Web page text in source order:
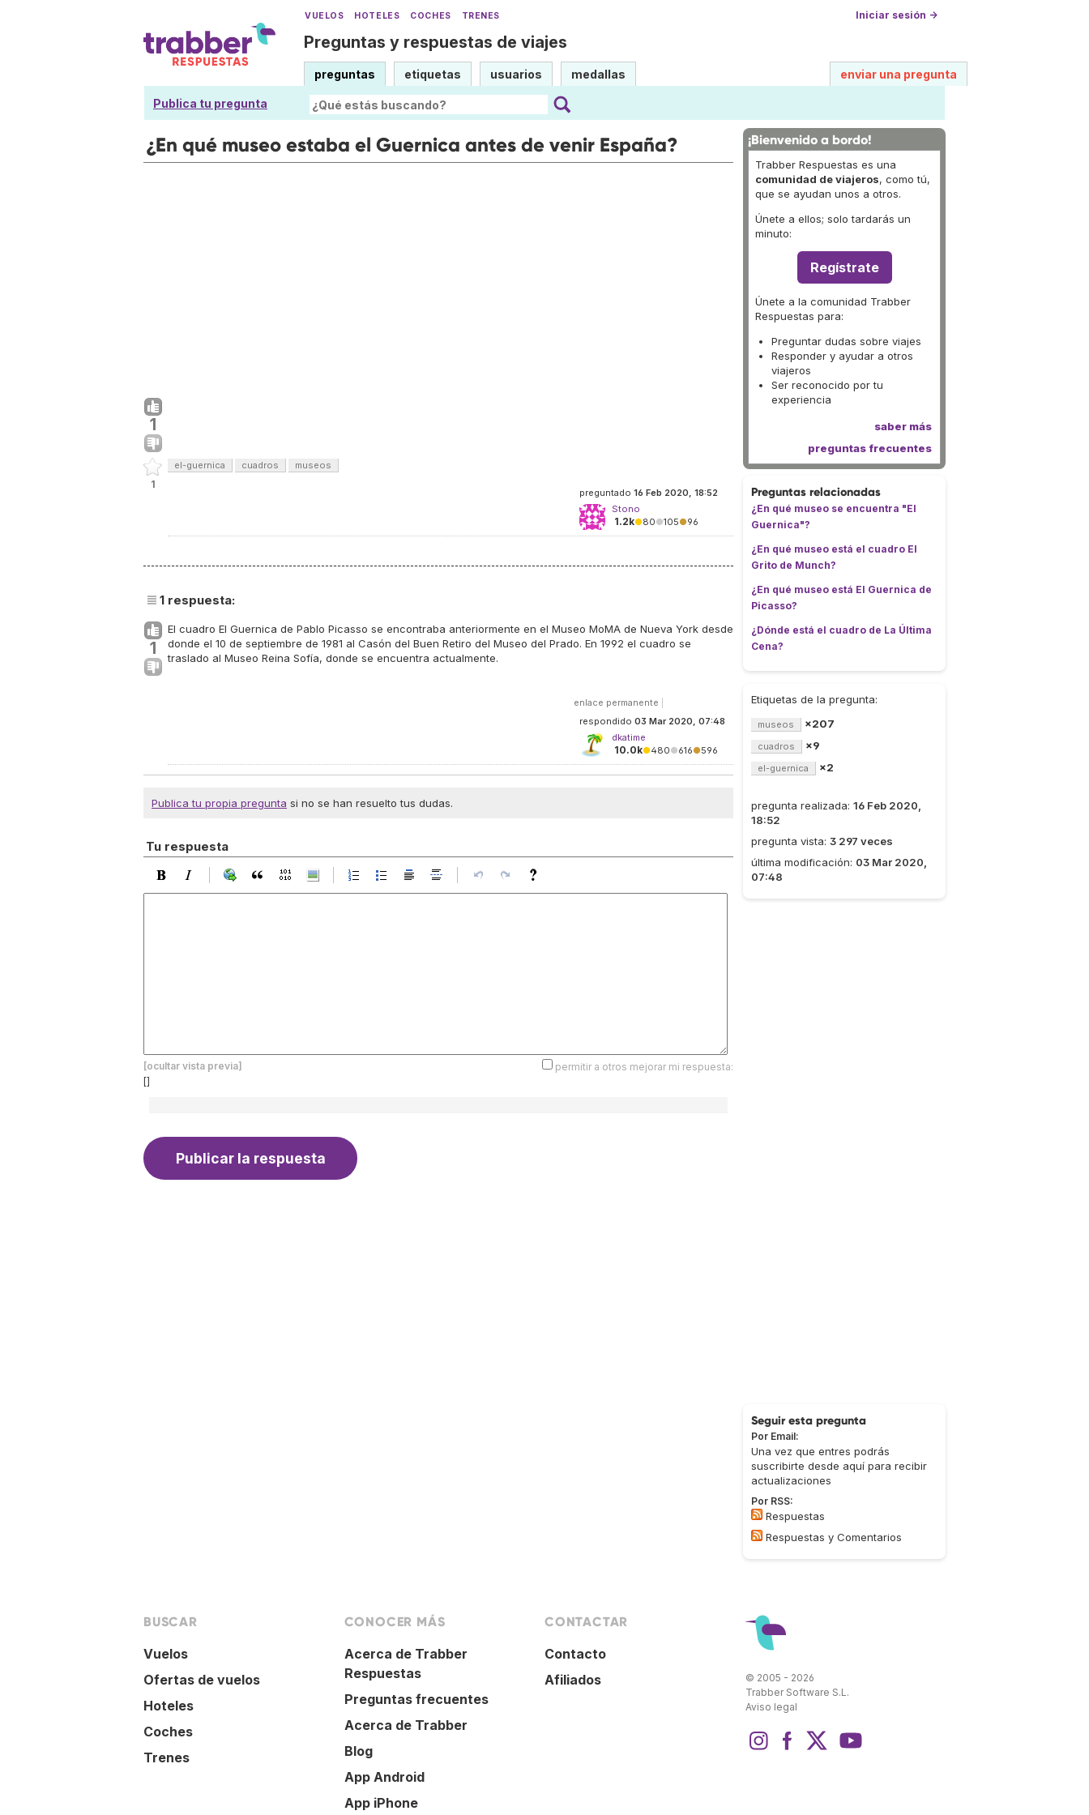
VUELOS HOTELES COCHES TRENES Iniciar sesión →
Preguntas y respuestas de viajes
preguntas etiquetas usuarios medallas enviar una pregunta
Publica tu pregunta
¿En qué museo estaba el Guernica antes de venir España?
1
1
el-guernica cuadros museos
preguntado 16 Feb 2020, 18:52
Stono
1.2k●80●105●96
1 respuesta:
1
El cuadro El Guernica de Pablo Picasso se encontraba anteriormente en el Museo MoMA de Nueva York desde
donde el 10 de septiembre de 1981 al Casón del Buen Retiro del Museo del Prado. En 1992 el cuadro se
traslado al Museo Reina Sofía, donde se encuentra actualmente.
enlace permanente
respondido 03 Mar 2020, 07:48
dkatime
10.0k●480●616●596
Publica tu propia pregunta si no se han resuelto tus dudas.
Tu respuesta
[ocultar vista previa]
permitir a otros mejorar mi respuesta:
[]
¡Bienvenido a bordo!
Trabber Respuestas es una
comunidad de viajeros, como tú,
que se ayudan unos a otros.
Únete a ellos; solo tardarás un
minuto:
Regístrate
Únete a la comunidad Trabber
Respuestas para:
Preguntar dudas sobre viajes
Responder y ayudar a otros
viajeros
Ser reconocido por tu
experiencia
saber más
preguntas frecuentes
Preguntas relacionadas
¿En qué museo se encuentra "El
Guernica"?
¿En qué museo está el cuadro El
Grito de Munch?
¿En qué museo está El Guernica de
Picasso?
¿Dónde está el cuadro de La Última
Cena?
Etiquetas de la pregunta:
museos ×207
cuadros ×9
el-guernica ×2
pregunta realizada: 16 Feb 2020,
18:52
pregunta vista: 3 297 veces
última modificación: 03 Mar 2020,
07:48
Seguir esta pregunta
Por Email:
Una vez que entres podrás
suscribirte desde aquí para recibir
actualizaciones
Por RSS:
Respuestas
Respuestas y Comentarios
BUSCAR
Vuelos
Ofertas de vuelos
Hoteles
Coches
Trenes
CONOCER MÁS
Acerca de Trabber
Respuestas
Preguntas frecuentes
Acerca de Trabber
Blog
App Android
App iPhone
CONTACTAR
Contacto
Afiliados
© 2005 - 2026
Trabber Software S.L.
Aviso legal